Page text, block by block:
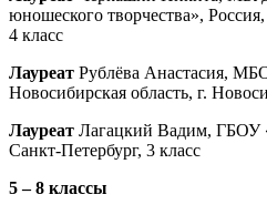
юношеского творчества»,
4 класс
Лауреат Рублёва Анастасия,
Новосибирская область, г.
Лауреат Лагацкий Вадим, ГБОУ
Санкт-Петербург, 3 класс
5 – 8 классы